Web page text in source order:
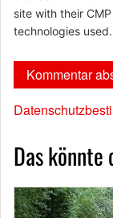
site with their
technologies used.
Das